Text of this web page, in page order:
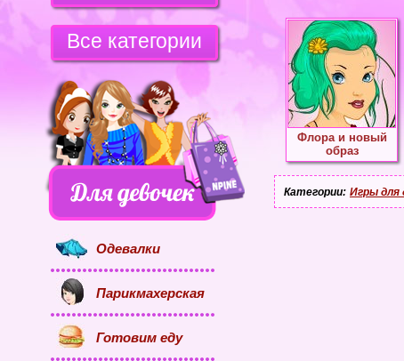
Флора и новый
образ
Категории: Игры для
Все категории
Одевалки
Парикмахерская
Готовим еду